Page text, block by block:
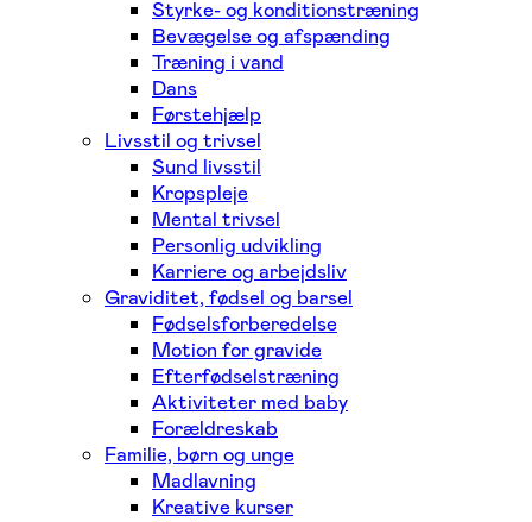
Styrke- og konditionstræning
Bevægelse og afspænding
Træning i vand
Dans
Førstehjælp
Livsstil og trivsel
Sund livsstil
Kropspleje
Mental trivsel
Personlig udvikling
Karriere og arbejdsliv
Graviditet, fødsel og barsel
Fødselsforberedelse
Motion for gravide
Efterfødselstræning
Aktiviteter med baby
Forældreskab
Familie, børn og unge
Madlavning
Kreative kurser